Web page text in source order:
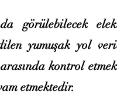
görülebilecek
yumuşak yol
kontrol
etmektedir.